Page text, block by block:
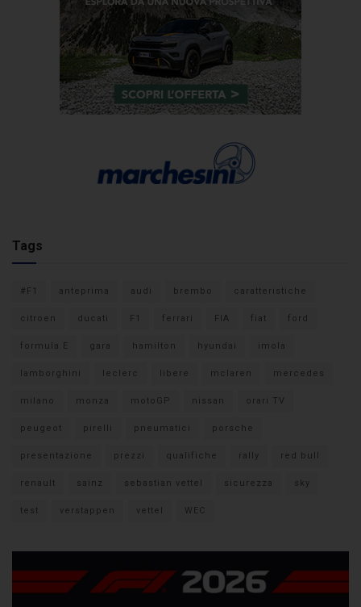
Tags
#F1 anteprima audi brembo caratteristiche
citroen ducati F1 ferrari FIA fiat ford
formula E gara hamilton hyundai imola
lamborghini leclerc libere mclaren mercedes
milano monza motoGP nissan orari TV
peugeot pirelli pneumatici porsche
presentazione prezzi qualifiche rally red bull
renault sainz sebastian vettel sicurezza sky
test verstappen vettel WEC